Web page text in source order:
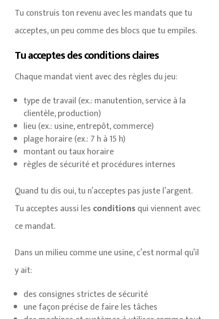
Tu construis ton revenu avec les mandats que tu
acceptes, un peu comme des blocs que tu empiles.
Tu acceptes des conditions claires
Chaque mandat vient avec des règles du jeu:
type de travail (ex.: manutention, service à la
clientèle, production)
lieu (ex.: usine, entrepôt, commerce)
plage horaire (ex.: 7 h à 15 h)
montant ou taux horaire
règles de sécurité et procédures internes
Quand tu dis oui, tu n’acceptes pas juste l’argent.
Tu acceptes aussi les conditionsqui viennent avec
ce mandat.
Dans un milieu comme une usine, c’est normal qu’il
y ait:
des consignes strictes de sécurité
une façon précise de faire les tâches